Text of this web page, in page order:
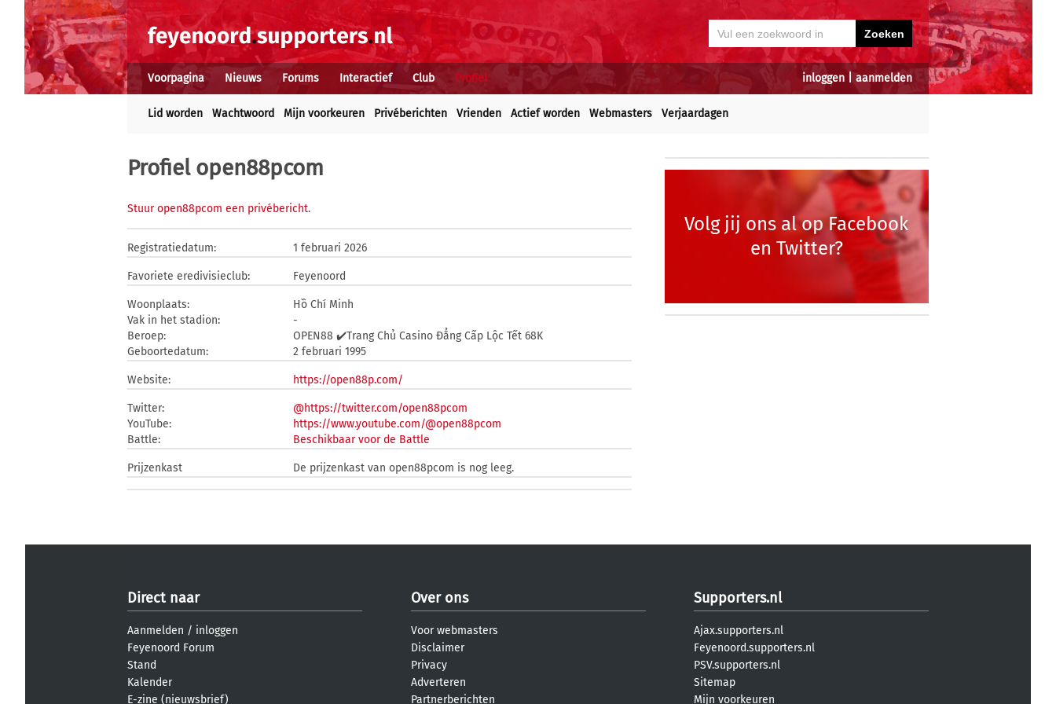
inloggen aanmelden
Voorpagina Nieuws Forums Interactief Club Profiel
Lid worden Wachtwoord Mijn voorkeuren Privéberichten Vrienden Actief worden Webmasters Verjaardagen
Profiel open88pcom
Stuur open88pcom een privébericht.
Registratiedatum: 1 februari 2026
Favoriete eredivisieclub: Feyenoord
Woonplaats:
Hồ Chí Minh
Vak in het stadion:
-
Beroep:
OPEN88 ✔️Trang Chủ Casino Đẳng Cấp Lộc Tết 68K
Geboortedatum:
2 februari 1995
Website: https://open88p.com/
Twitter:
@https://twitter.com/open88pcom
YouTube:
https://www.youtube.com/@open88pcom
Battle:
Beschikbaar voor de Battle
Prijzenkast De prijzenkast van open88pcom is nog leeg.
Volg jij ons al op Facebook
en Twitter?
Direct naar
Aanmelden / inloggen
Feyenoord Forum
Stand
Kalender
E-zine (nieuwsbrief)
Over ons
Voor webmasters
Disclaimer
Privacy
Adverteren
Partnerberichten
Supporters.nl
Ajax.supporters.nl
Feyenoord.supporters.nl
PSV.supporters.nl
Sitemap
Mijn voorkeuren